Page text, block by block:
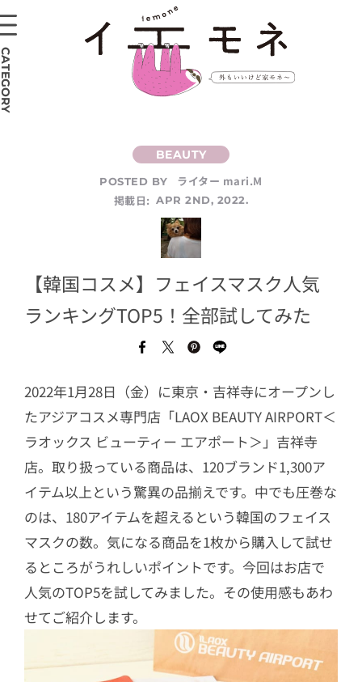
POSTED BY
ライター mari.M
掲載日: APR 2ND, 2022.
【韓国コスメ】フェイスマスク人気
ランキングTOP5！全部試してみた
2022年1月28日（金）に東京・吉祥寺にオープンし
たアジアコスメ専門店「LAOX BEAUTY AIRPORT＜
ラオックス ビューティー エアポート＞」吉祥寺
店。取り扱っている商品は、120ブランド1,300ア
イテム以上という驚異の品揃えです。中でも圧巻な
のは、180アイテムを超えるという韓国のフェイス
マスクの数。気になる商品を1枚から購入して試せ
るところがうれしいポイントです。今回はお店で
人気のTOP5を試してみました。その使用感もあわ
せてご紹介します。